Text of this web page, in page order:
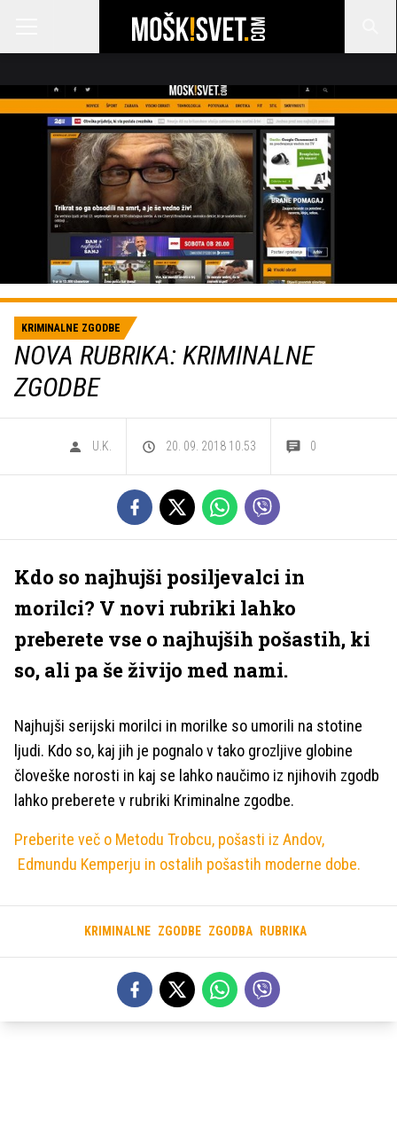
KRIMINALNE ZGODBE
NOVA RUBRIKA: KRIMINALNE
ZGODBE
U.K. 20. 09. 2018 10.53 0
Kdo so najhujši posiljevalci in
morilci? V novi rubriki lahko
preberete vse o najhujših pošastih, ki
so, ali pa še živijo med nami.
Najhujši serijski morilci in morilke so umorili na stotine
ljudi. Kdo so, kaj jih je pognalo v tako grozljive globine
človeške norosti in kaj se lahko naučimo iz njihovih zgodb
lahko preberete v rubriki Kriminalne zgodbe.
Preberite več o Metodu Trobcu, pošasti iz Andov,
Edmundu Kemperju in ostalih pošastih moderne dobe.
KRIMINALNE ZGODBE ZGODBA RUBRIKA